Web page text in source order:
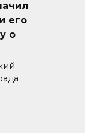
его
о